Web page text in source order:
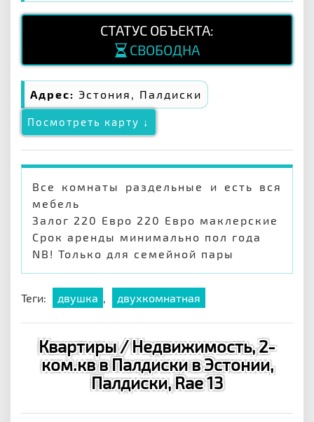
СТАТУС ОБЪЕКТА:
СВОБОДНА
Адрес: Эстония, Палдиски
Посмотреть карту ↓
Все комнаты раздельные и есть вся
мебель
Залог 220 Евро 220 Евро маклерские
Срок аренды минимально пол года
NB! Только для семейной пары
Теги: двушка , двухкомнатная
Квартиры / Недвижимость, 2-
ком.кв в Палдиски в Эстонии,
Палдиски, Rae 13